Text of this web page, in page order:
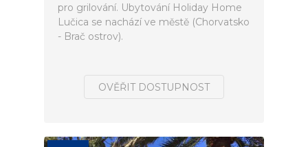
pro grilování. Ubytování Holiday Home
Lučica se nachází ve městě (Chorvatsko
- Brač ostrov).
OVĚŘIT DOSTUPNOST